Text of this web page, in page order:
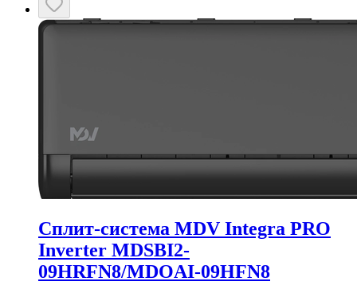
Сплит-система MDV Integra PRO
Inverter MDSBI2-
09HRFN8/MDOAI-09HFN8